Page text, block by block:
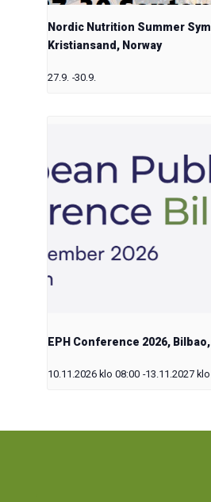
Nordic Nutrition Summer
Kristiansand, Norway
27.9. -30.9.
EPH Conference 2026,
10.11.2026 klo 08:00 -13.11.2027